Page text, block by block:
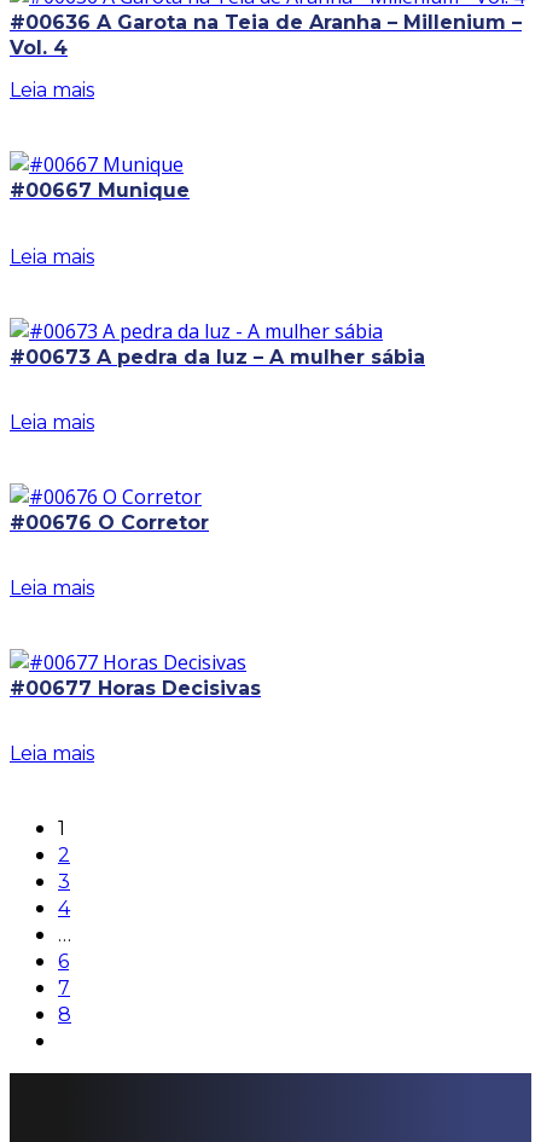
#00636 A Garota na Teia de Aranha – Millenium –
Vol. 4
Leia mais
#00667 Munique
Leia mais
#00673 A pedra da luz – A mulher sábia
Leia mais
#00676 O Corretor
Leia mais
#00677 Horas Decisivas
Leia mais
1
2
3
4
…
6
7
8